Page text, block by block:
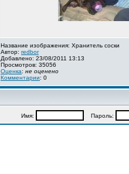
Название изображения: Хранитель соски
Автор: redbor
Добавлено: 23/08/2011 13:13
Просмотров: 35056
Оценка: не оценено
Комментарии: 0
Имя: Пароль: